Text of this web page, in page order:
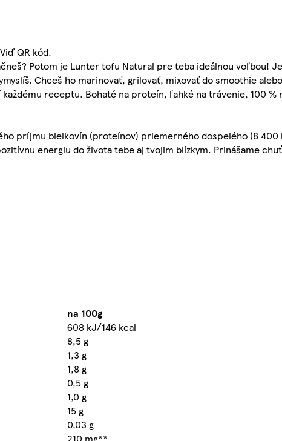
QR kód.
Potom je Lunter tofu Natural pre teba ideálnou voľbou!
Chceš ho marinovať, grilovať, mixovať do smoothie
receptu. Bohaté na proteín, ľahké na trávenie, 100
príjmu bielkovín (proteínov) priemerného dospelého (8
energiu do života tebe aj tvojim blízkym. Prinášame
na 100g
608 kJ/146 kcal
8,5 g
1,3 g
1,8 g
0,5 g
1,0 g
15 g
0,03 g